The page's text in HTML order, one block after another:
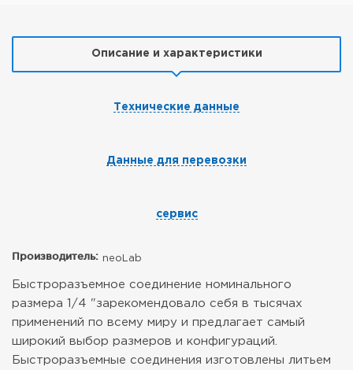
Описание и характеристики
Технические данные
Данные для перевозки
сервис
Производитель: neoLab
Быстроразъемное соединение номинального
размера 1/4 "зарекомендовало себя в тысячах
применений по всему миру и предлагает самый
широкий выбор размеров и конфигураций.
Быстроразъемные соединения изготовлены литьем